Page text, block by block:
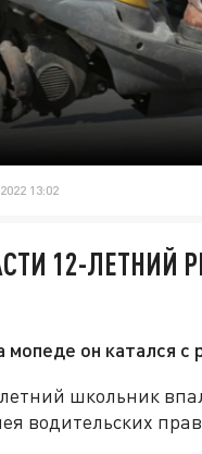
13:02
12-ЛЕТНИЙ
мопеде он катался
школьник
водительских